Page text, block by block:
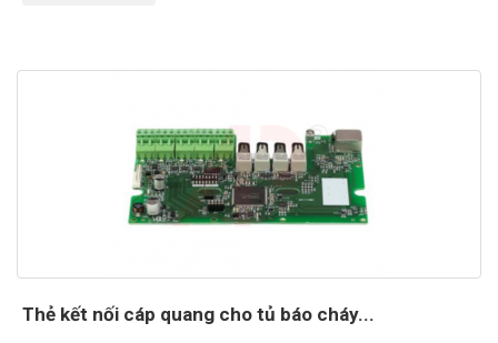
Thẻ kết nối cáp quang cho tủ báo cháy...